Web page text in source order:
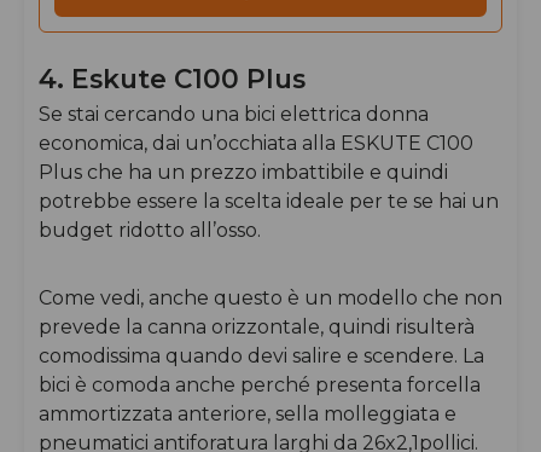
4. Eskute C100 Plus
Se stai cercando una bici elettrica donna
economica, dai un’occhiata alla ESKUTE C100
Plus che ha un prezzo imbattibile e quindi
potrebbe essere la scelta ideale per te se hai un
budget ridotto all’osso.
Come vedi, anche questo è un modello che non
prevede la canna orizzontale, quindi risulterà
comodissima quando devi salire e scendere. La
bici è comoda anche perché presenta forcella
ammortizzata anteriore, sella molleggiata e
pneumatici antiforatura larghi da 26x2,1pollici.